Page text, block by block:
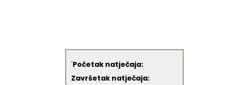
'Početak natječaja:
Završetak natječaja: